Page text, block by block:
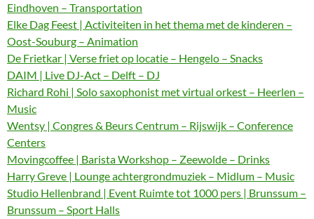
Eindhoven – Transportation
Elke Dag Feest | Activiteiten in het thema met de kinderen –
Oost-Souburg – Animation
De Frietkar | Verse friet op locatie – Hengelo – Snacks
DAIM | Live DJ-Act – Delft – DJ
Richard Rohi | Solo saxophonist met virtual orkest – Heerlen –
Music
Wentsy | Congres & Beurs Centrum – Rijswijk – Conference
Centers
Movingcoffee | Barista Workshop – Zeewolde – Drinks
Harry Greve | Lounge achtergrondmuziek – Midlum – Music
Studio Hellenbrand | Event Ruimte tot 1000 pers | Brunssum –
Brunssum – Sport Halls